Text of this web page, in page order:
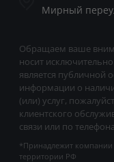
Обращаем ваше
носит
является публичной
информации о
(или) услуг,
клиентского
связи или по
*Принадлежит компании
территории РФ
Мирный